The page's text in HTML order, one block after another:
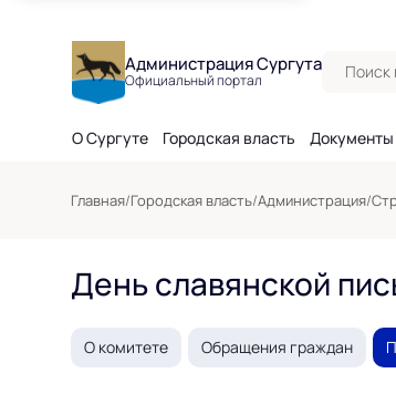
Администрация Сургута
Официальный портал
Поиск по
О Сургуте Городская власть Документы
Главная/Городская власть/Администрация/
День славянской
О комитете Обращения граждан